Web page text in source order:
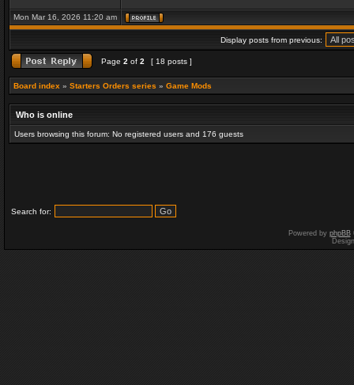
Mon Mar 16, 2026 11:20 am
Display posts from previous:
Page 2 of 2 [ 18 posts ]
Board index » Starters Orders series » Game Mods
Who is online
Users browsing this forum: No registered users and 176 guests
Search for:
Powered by phpBB